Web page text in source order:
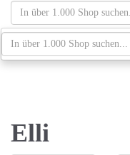
Skip
main
content
schaufenster.de
Elli